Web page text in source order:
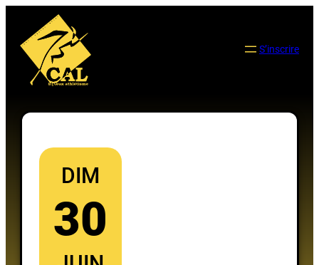
contenu
S’inscrire
DIM
30